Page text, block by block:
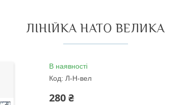
ЛІНІЙКА НАТО ВЕЛИКА
В наявності
Код: Л-Н-вел
280 ₴